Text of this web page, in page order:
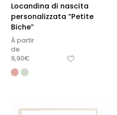
Locandina di nascita
personalizzata “Petite
Biche”
À partir
de
9,90€